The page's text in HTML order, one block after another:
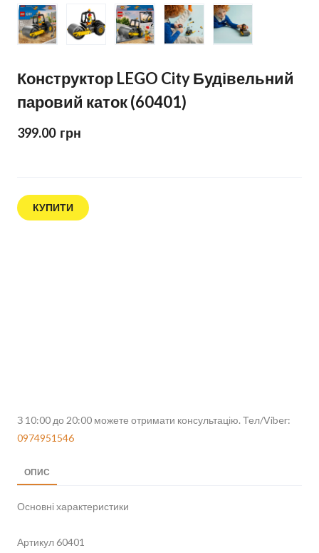
Конструктор LEGO City Будівельний
паровий каток (60401)
399.00  грн
КУПИТИ
З 10:00 до 20:00 можете отримати консультацію. Тел/Viber:
0974951546
ОПИС
Основні характеристики
Артикул 60401